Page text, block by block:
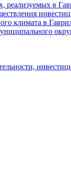
в
климата в